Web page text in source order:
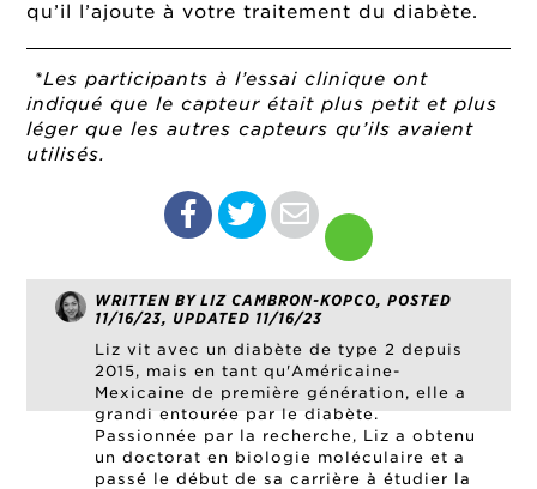
qu’il l’ajoute à votre traitement du diabète.
*Les participants à l’essai clinique ont
indiqué que le capteur était plus petit et plus
léger que les autres capteurs qu’ils avaient
utilisés.
WRITTEN BY LIZ CAMBRON-KOPCO, POSTED
11/16/23, UPDATED 11/16/23
Liz vit avec un diabète de type 2 depuis
2015, mais en tant qu'Américaine-
Mexicaine de première génération, elle a
grandi entourée par le diabète.
Passionnée par la recherche, Liz a obtenu
un doctorat en biologie moléculaire et a
passé le début de sa carrière à étudier la